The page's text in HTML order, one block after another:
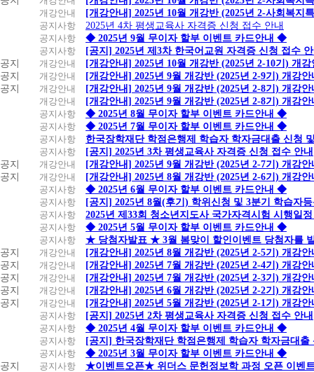
개강안내
[개강안내] 2025년 10월 개강반 (2025년 2-사회복지
공지사항
2025년 4차 평생교육사 자격증 신청 접수 안내
공지사항
◆ 2025년 9월 무이자 할부 이벤트 카드안내 ◆
공지사항
[공지] 2025년 제3차 한국어교원 자격증 신청 접수
공지
개강안내
[개강안내] 2025년 10월 개강반 (2025년 2-10기) 개강
공지
개강안내
[개강안내] 2025년 9월 개강반 (2025년 2-9기) 개강안
공지
개강안내
[개강안내] 2025년 9월 개강반 (2025년 2-8기) 개강안
개강안내
[개강안내] 2025년 9월 개강반 (2025년 2-8기) 개강안
공지사항
◆ 2025년 8월 무이자 할부 이벤트 카드안내 ◆
공지사항
◆ 2025년 7월 무이자 할부 이벤트 카드안내 ◆
공지사항
한국장학재단 학점은행제 학습자 학자금대출 신청
공지사항
[공지] 2025년 3차 평생교육사 자격증 신청 접수 안내
공지
개강안내
[개강안내] 2025년 9월 개강반 (2025년 2-7기) 개강안
공지
개강안내
[개강안내] 2025년 8월 개강반 (2025년 2-6기) 개강안
공지사항
◆ 2025년 6월 무이자 할부 이벤트 카드안내 ◆
공지사항
[공지] 2025년 8월(후기) 학위신청 및 3분기 학습자
공지사항
2025년 제33회 청소년지도사 국가자격시험 시행일
공지사항
◆ 2025년 5월 무이자 할부 이벤트 카드안내 ◆
공지사항
★ 당첨자발표 ★ 3월 봄맞이 할인이벤트 당첨자를
공지
개강안내
[개강안내] 2025년 8월 개강반 (2025년 2-5기) 개강안
공지
개강안내
[개강안내] 2025년 7월 개강반 (2025년 2-4기) 개강안
공지
개강안내
[개강안내] 2025년 7월 개강반 (2025년 2-3기) 개강안
공지
개강안내
[개강안내] 2025년 6월 개강반 (2025년 2-2기) 개강안
공지
개강안내
[개강안내] 2025년 5월 개강반 (2025년 2-1기) 개강안
공지사항
[공지] 2025년 2차 평생교육사 자격증 신청 접수 안내
공지사항
◆ 2025년 4월 무이자 할부 이벤트 카드안내 ◆
공지사항
[공지] 한국장학재단 학점은행제 학습자 학자금대출
공지사항
◆ 2025년 3월 무이자 할부 이벤트 카드안내 ◆
공지
공지사항 ★이벤트오픈★ 위더스 문헌정보학 과정 오픈 이벤